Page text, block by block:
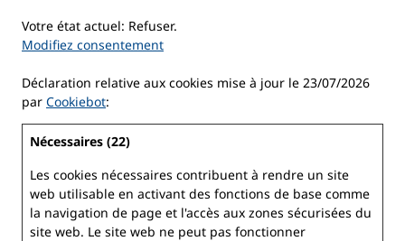
Votre état ​​actuel: Refuser.
Modifiez consentement
Déclaration relative aux cookies mise à jour le 23/07/2026
par Cookiebot:
Nécessaires (22)
Les cookies nécessaires contribuent à rendre un site
web utilisable en activant des fonctions de base comme
la navigation de page et l'accès aux zones sécurisées du
site web. Le site web ne peut pas fonctionner